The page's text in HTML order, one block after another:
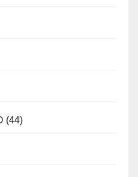
(44)